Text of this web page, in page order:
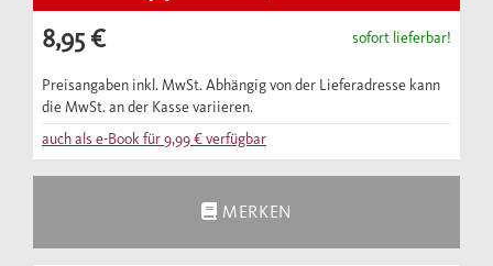
8,95 € sofort lieferbar!
Preisangaben inkl. MwSt. Abhängig von der Lieferadresse kann
die MwSt. an der Kasse variieren.
auch als e-Book für9,99 €verfügbar
MERKEN